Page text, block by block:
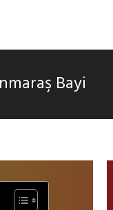
Bayi